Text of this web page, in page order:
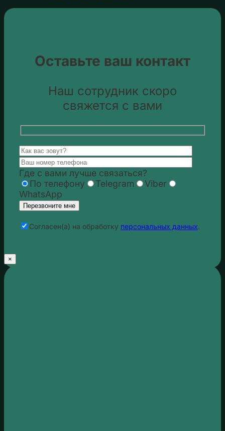
Оставьте ваш контакт
Наш сотрудник скоро
свяжется с вами
Где с вами лучше связаться?
По телефону
Telegram
Viber
WhatsApp
Cогласен(а) на обработку персональных данных.
×